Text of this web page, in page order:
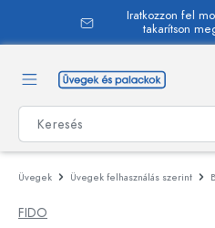
Iratkozzon fel
takarítson
Üvegek Üvegek felhasználás szerint
FIDO